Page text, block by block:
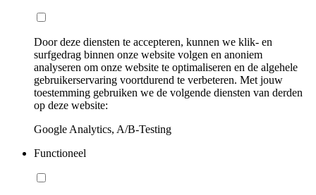
Door deze diensten te accepteren, kunnen we klik- en
surfgedrag binnen onze website volgen en anoniem
analyseren om onze website te optimaliseren en de algehele
gebruikerservaring voortdurend te verbeteren. Met jouw
toestemming gebruiken we de volgende diensten van derden
op deze website:
Google Analytics, A/B-Testing
Functioneel